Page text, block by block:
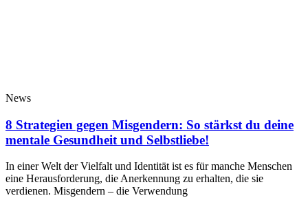
News
8 Strategien gegen Misgendern: So stärkst du deine
mentale Gesundheit und Selbstliebe!
In einer Welt der Vielfalt und Identität ist es für manche Menschen
eine Herausforderung, die Anerkennung zu erhalten, die sie
verdienen. Misgendern – die Verwendung